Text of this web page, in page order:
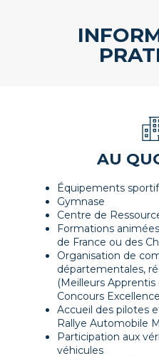
AU
Équipements
Gymnase
Centre de
Formations
de France ou des
Organisation de
départementales,
(Meilleurs Apprentis
Concours
Accueil des pilotes
Rallye Automobile
Participation aux
véhicules